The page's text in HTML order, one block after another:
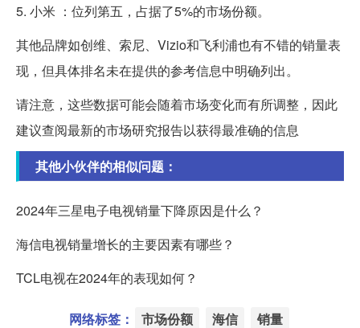
5. 小米 ：位列第五，占据了5%的市场份额。
其他品牌如创维、索尼、Vizio和飞利浦也有不错的销量表
现，但具体排名未在提供的参考信息中明确列出。
请注意，这些数据可能会随着市场变化而有所调整，因此
建议查阅最新的市场研究报告以获得最准确的信息
其他小伙伴的相似问题：
2024年三星电子电视销量下降原因是什么？
海信电视销量增长的主要因素有哪些？
TCL电视在2024年的表现如何？
网络标签： 市场份额 海信 销量